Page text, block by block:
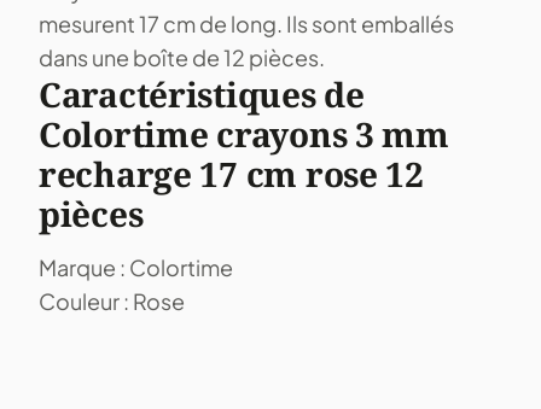
mesurent 17 cm de long. Ils sont emballés
dans une boîte de 12 pièces.
Caractéristiques de
Colortime crayons 3 mm
recharge 17 cm rose 12
pièces
Marque : Colortime
Couleur : Rose